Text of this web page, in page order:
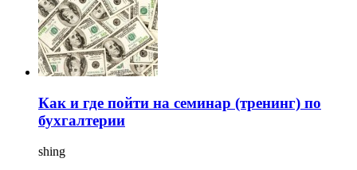
Как и где пойти на семинар (тренинг) по
бухгалтерии
shing